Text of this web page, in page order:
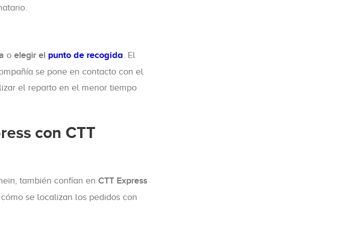
o elegir el punto de recogida. El
se pone en contacto con el
el reparto en el menor tiempo
con CTT
también confían en CTT Express
se localizan los pedidos con